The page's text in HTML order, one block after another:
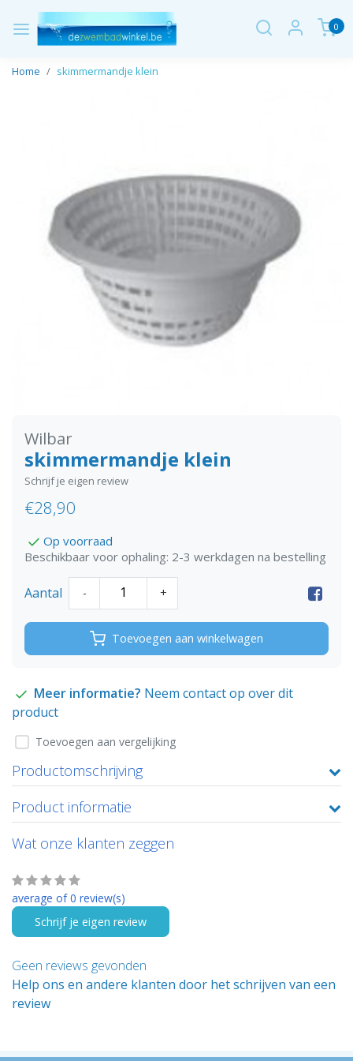
0
Home skimmermandje klein
Wilbar
skimmermandje klein
Schrijf je eigen review
€28,90
Op voorraad
Beschikbaar voor ophaling: 2-3 werkdagen na bestelling
Aantal - +
Toevoegen aan winkelwagen
Meer informatie? Neem contact op over dit
product
Toevoegen aan vergelijking
Productomschrijving
Product informatie
Wat onze klanten zeggen
average of 0 review(s)
Schrijf je eigen review
Geen reviews gevonden
Help ons en andere klanten door het schrijven van een
review